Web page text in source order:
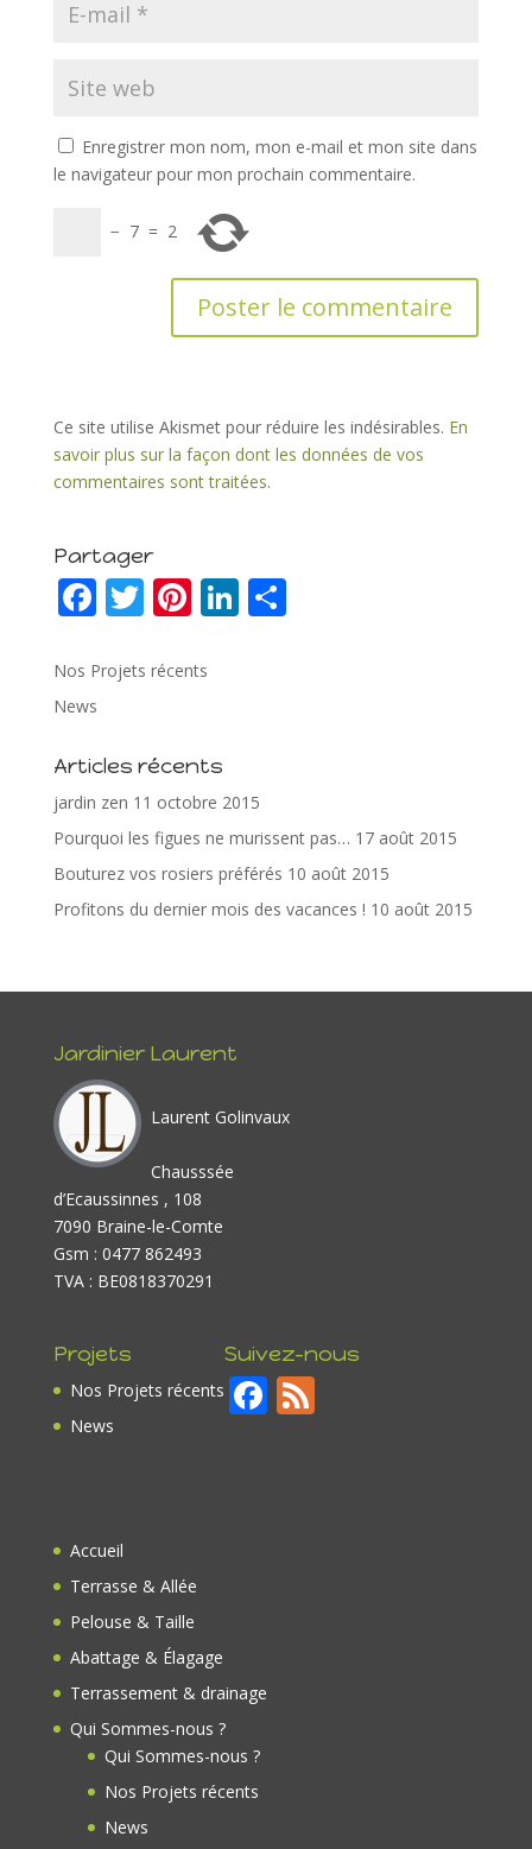
Enregistrer mon nom, mon e-mail et mon site dans
le navigateur pour mon prochain commentaire.
− 7 = 2
Ce site utilise Akismet pour réduire les indésirables. En
savoir plus sur la façon dont les données de vos
commentaires sont traitées.
Partager
F
e
b
o
o
k
T
itt
Pi
er
st
Li
n
P
Nos Projets récents
News
Articles récents
jardin zen 11 octobre 2015
Pourquoi les figues ne murissent pas… 17 août 2015
Bouturez vos rosiers préférés 10 août 2015
Profitons du dernier mois des vacances ! 10 août 2015
Jardinier Laurent
Laurent Golinvaux
Chausssée
d’Ecaussinnes , 108
7090 Braine-le-Comte
Gsm : 0477 862493
TVA : BE0818370291
Projets
Nos Projets récents
News
Suivez-nous
F F
Accueil
Terrasse & Allée
Pelouse & Taille
Abattage & Élagage
Terrassement & drainage
Qui Sommes-nous ?
Qui Sommes-nous ?
Nos Projets récents
News